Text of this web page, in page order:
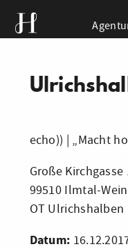
echo)) | „Macht
Große Kirchgasse
99510 Ilmtal-
OT
Datum: